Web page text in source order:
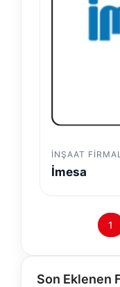
İNŞAAT
İmesa
1
Son Eklenen